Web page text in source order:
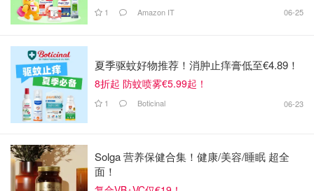
1 Amazon IT 06-25
夏季驱蚊好物推荐！消肿止痒膏低至€4.89！
8折起 防蚊喷雾€5.99起！
1 Boticinal 06-23
Solga 营养保健合集！健康/美容/睡眠 超全
面！